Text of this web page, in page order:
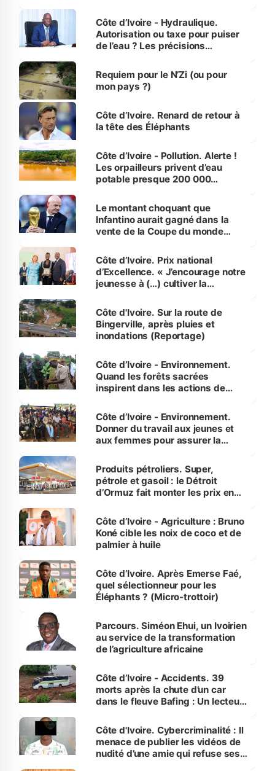
Côte d’Ivoire - Hydraulique.
Autorisation ou taxe pour puiser
de l’eau ? Les précisions
Requiem pour le N’Zi (ou pour
mon pays ?)
Côte d’Ivoire. Renard de retour à
la tête des Éléphants
Côte d’Ivoire - Pollution. Alerte !
Les orpailleurs privent d’eau
potable presque 200 000
Le montant choquant que
Infantino aurait gagné dans la
vente de la Coupe du monde
Côte d’Ivoire. Prix national
d’Excellence. « J’encourage notre
jeunesse à (…) cultiver la
(Alassane Ouattara
Côte d'Ivoire. Sur la route de
Bingerville, après pluies et
inondations (Reportage)
Côte d’Ivoire - Environnement.
Quand les forêts sacrées
inspirent dans les actions de
Côte d’Ivoire - Environnement.
Donner du travail aux jeunes et
aux femmes pour assurer la
menacées
Produits pétroliers. Super,
pétrole et gasoil : le Détroit
d’Ormuz fait monter les prix en
Côte d’Ivoire - Agriculture : Bruno
Koné cible les noix de coco et de
palmier à huile
Côte d’Ivoire. Après Emerse Faé,
quel sélectionneur pour les
Éléphants ? (Micro-trottoir)
Parcours. Siméon Ehui, un Ivoirien
au service de la transformation
de l’agriculture africaine
Côte d’Ivoire - Accidents. 39
morts après la chute d’un car
dans le fleuve Bafing : Un lecteur
des Transports
Côte d'Ivoire. Cybercriminalité : Il
menace de publier les vidéos de
nudité d’une amie qui refuse ses